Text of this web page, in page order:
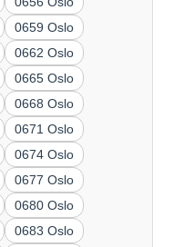
0659 Oslo
0662 Oslo
0665 Oslo
0668 Oslo
0671 Oslo
0674 Oslo
0677 Oslo
0680 Oslo
0683 Oslo